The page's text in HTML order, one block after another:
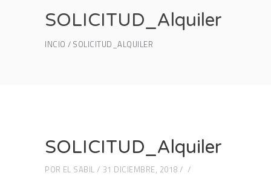
SOLICITUD_Alquiler
INCIO SOLICITUD_ALQUILER
SOLICITUD_Alquiler
POR EL SABIL
31 DICIEMBRE, 2018